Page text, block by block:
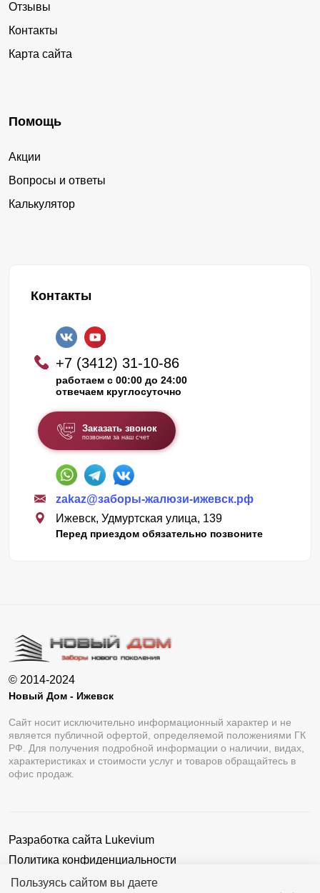
Пользуясь сайтом вы даете
Отзывы
Контакты
Карта сайта
Помощь
Акции
Вопросы и ответы
Калькулятор
Контакты
+7 (3412) 31-10-86
работаем с 00:00 до 24:00
отвечаем круглосуточно
Заказать звонок
позвоним за наш счет
zakaz@заборы-жалюзи-ижевск.рф
Ижевск, Удмуртская улица, 139
Перед приездом обязательно позвоните
© 2014-2024
Новый Дом - Ижевск
Сайт носит исключительно информационный характер и не
является публичной офертой, определяемой положениями ГК
РФ. Для получения подробной информации о наличии, видах,
характеристиках и стоимости услуг и товаров обращайтесь в
офис продаж.
Разработка сайта Lukevium
Политика конфиденциальности
Пользовательское соглашение